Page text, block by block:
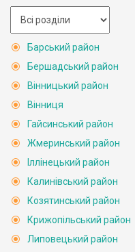
Барський район
Бершадський район
Вінницький район
Вінниця
Гайсинський район
Жмеринський район
Іллінецький район
Калинівський район
Козятинський район
Крижопільський район
Липовецький район